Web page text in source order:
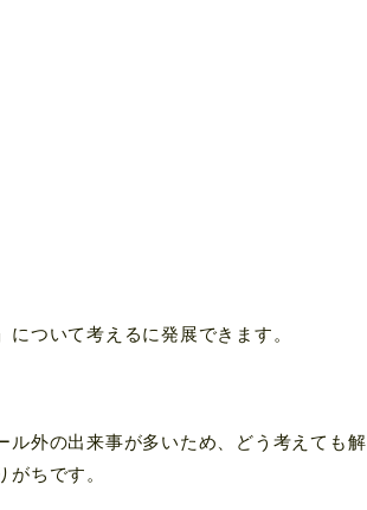
ついて考えるに発展できます。
ル外の出来事が多いため、どう考えても解
ちです。